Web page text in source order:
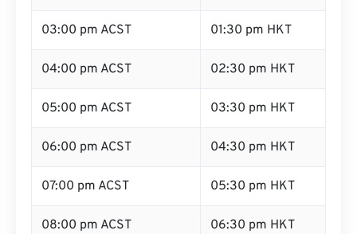
03:00 pm ACST 01:30 pm HKT
04:00 pm ACST 02:30 pm HKT
05:00 pm ACST 03:30 pm HKT
06:00 pm ACST 04:30 pm HKT
07:00 pm ACST 05:30 pm HKT
08:00 pm ACST 06:30 pm HKT